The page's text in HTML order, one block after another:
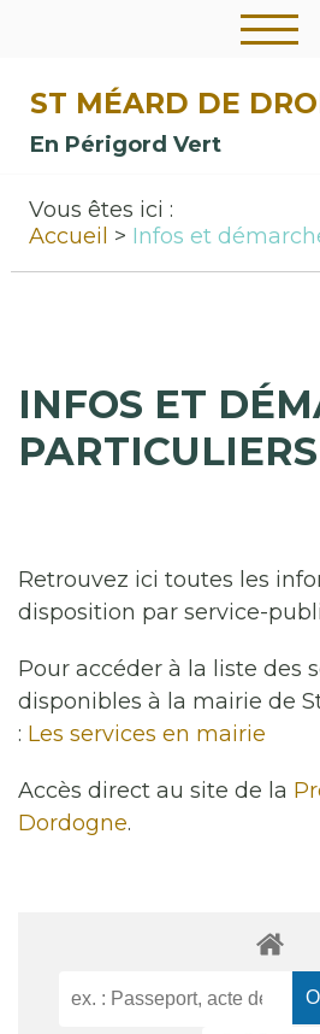
ST MÉARD DE
En Périgord Vert
Vous êtes ici :
Accueil
Infos et
INFOS ET
PARTICULIERS
Retrouvez ici toutes les
disposition par service-
Pour accéder à la liste des
disponibles à la mairie de
: Les services en mairie
Accès direct au site de la
Dordogne.